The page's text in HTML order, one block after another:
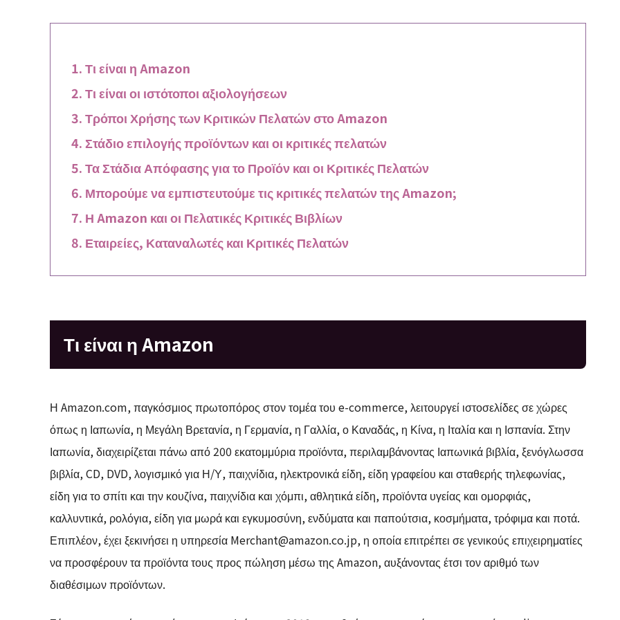
Τι είναι η Amazon
Τι είναι οι ιστότοποι αξιολογήσεων
Τρόποι Χρήσης των Κριτικών Πελατών στο Amazon
Στάδιο επιλογής προϊόντων και οι κριτικές πελατών
Τα Στάδια Απόφασης για το Προϊόν και οι Κριτικές Πελατών
Μπορούμε να εμπιστευτούμε τις κριτικές πελατών της Amazon;
Η Amazon και οι Πελατικές Κριτικές Βιβλίων
Εταιρείες, Καταναλωτές και Κριτικές Πελατών
Τι είναι η Amazon
Η Amazon.com, παγκόσμιος πρωτοπόρος στον τομέα του e-commerce, λειτουργεί ιστοσελίδες σε χώρες
όπως η Ιαπωνία, η Μεγάλη Βρετανία, η Γερμανία, η Γαλλία, ο Καναδάς, η Κίνα, η Ιταλία και η Ισπανία. Στην
Ιαπωνία, διαχειρίζεται πάνω από 200 εκατομμύρια προϊόντα, περιλαμβάνοντας Ιαπωνικά βιβλία, ξενόγλωσσα
βιβλία, CD, DVD, λογισμικό για Η/Υ, παιχνίδια, ηλεκτρονικά είδη, είδη γραφείου και σταθερής τηλεφωνίας,
είδη για το σπίτι και την κουζίνα, παιχνίδια και χόμπι, αθλητικά είδη, προϊόντα υγείας και ομορφιάς,
καλλυντικά, ρολόγια, είδη για μωρά και εγκυμοσύνη, ενδύματα και παπούτσια, κοσμήματα, τρόφιμα και ποτά.
Επιπλέον, έχει ξεκινήσει η υπηρεσία Merchant@amazon.co.jp, η οποία επιτρέπει σε γενικούς επιχειρηματίες
να προσφέρουν τα προϊόντα τους προς πώληση μέσω της Amazon, αυξάνοντας έτσι τον αριθμό των
διαθέσιμων προϊόντων.